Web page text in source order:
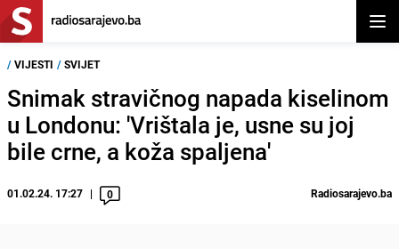
/ VIJESTI / SVIJET
Snimak stravičnog napada kiselinom
u Londonu: 'Vrištala je, usne su joj
bile crne, a koža spaljena'
01.02.24. 17:27 0 Radiosarajevo.ba